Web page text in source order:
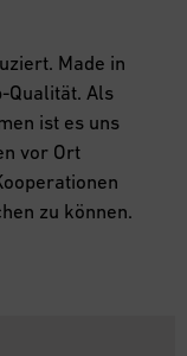
Made in
Qualität. Als
ist es uns
vor Ort
zu können.